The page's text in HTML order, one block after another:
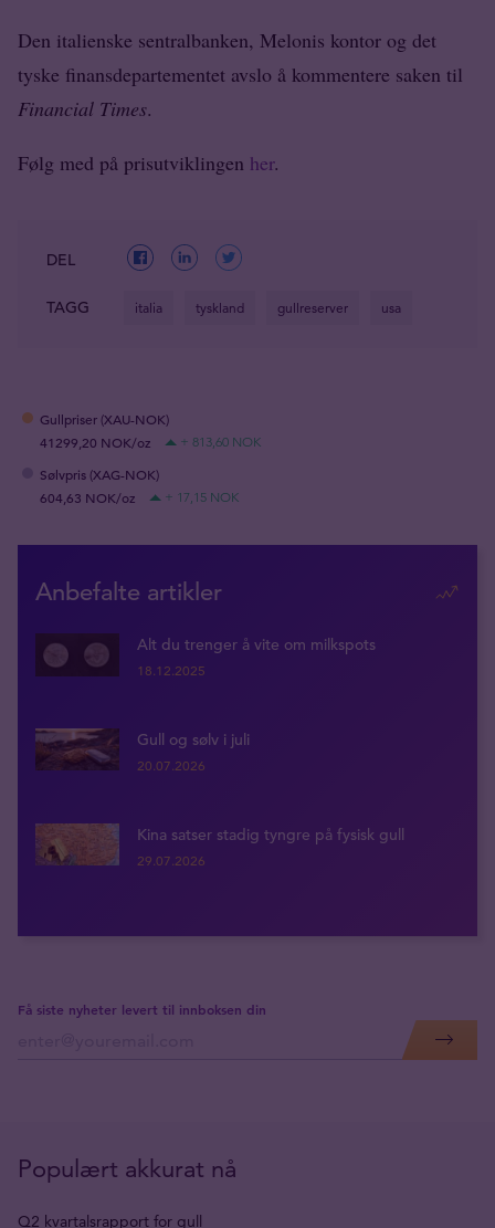
Den italienske sentralbanken, Melonis kontor og det
tyske finansdepartementet avslo å kommentere saken til
Financial Times.
Følg med på prisutviklingen her.
DEL
TAGG italia tyskland gullreserver usa
Gullpriser (XAU-NOK)
41299,20 NOK/oz
+ 813,60 NOK
Sølvpris (XAG-NOK)
604,63 NOK/oz
+ 17,15 NOK
Anbefalte artikler
Alt du trenger å vite om milkspots
18.12.2025
Gull og sølv i juli
20.07.2026
Kina satser stadig tyngre på fysisk gull
29.07.2026
Få siste nyheter levert til innboksen din
Populært akkurat nå
Q2 kvartalsrapport for gull